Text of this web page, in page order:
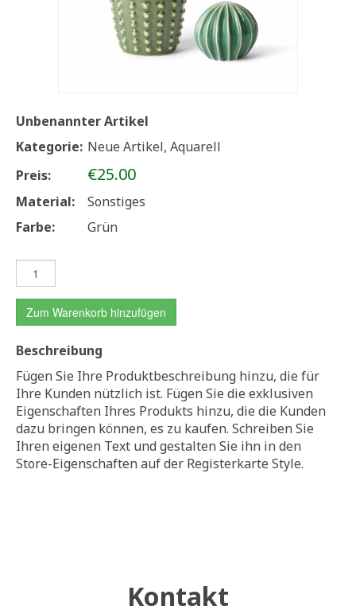
Unbenannter Artikel
Kategorie: Neue Artikel, Aquarell
Preis:
€25.00
Material:
Sonstiges
Farbe:
Grün
Zum Warenkorb hinzufügen
Beschreibung
Fügen Sie Ihre Produktbeschreibung hinzu, die für
Ihre Kunden nützlich ist. Fügen Sie die exklusiven
Eigenschaften Ihres Produkts hinzu, die die Kunden
dazu bringen können, es zu kaufen. Schreiben Sie
Ihren eigenen Text und gestalten Sie ihn in den
Store-Eigenschaften auf der Registerkarte Style.
Kontakt